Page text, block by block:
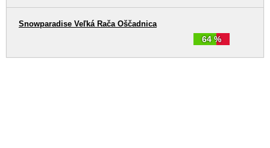
64 %
Snowparadise Veľká Rača Oščadnica